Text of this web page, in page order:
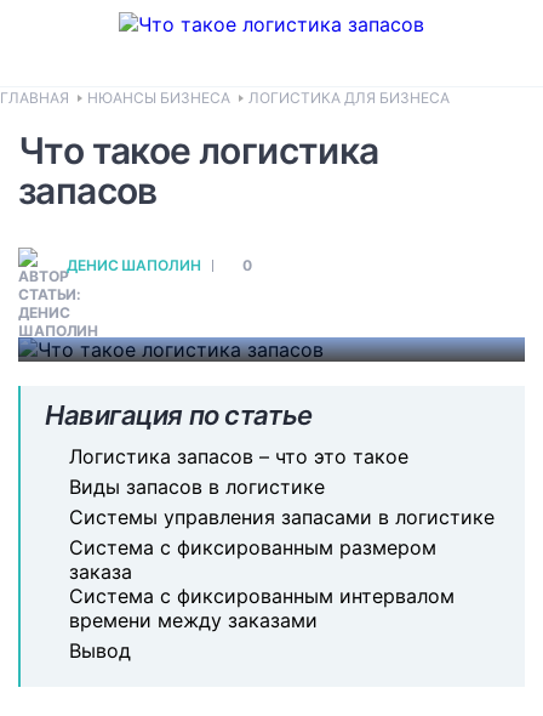
ГЛАВНАЯ НЮАНСЫ БИЗНЕСА ЛОГИСТИКА ДЛЯ БИЗНЕСА
Что такое логистика
запасов
ДЕНИС ШАПОЛИН 0
бизнесе
Контроль запасов имеет очень важное
значение в экономической
деятельности предприятия. Расчет
позволяют избежать серьезных
финансовых потерь.
Навигация по статье
Логистика запасов – что это такое
Виды запасов в логистике
Системы управления запасами в логистике
Система с фиксированным размером
заказа
Система с фиксированным интервалом
времени между заказами
Вывод